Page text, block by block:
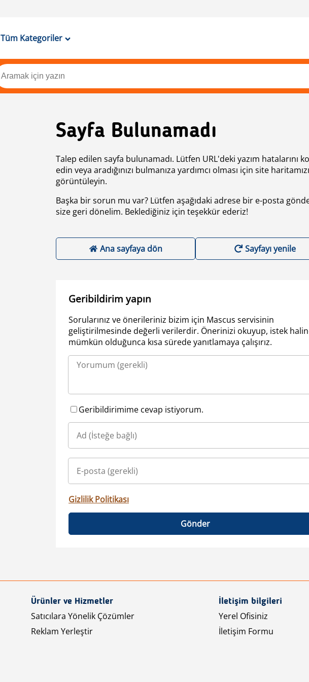
Tüm Kategoriler
Sayfa Bulunamadı
Talep edilen sayfa bulunamadı. Lütfen URL'deki yazım hatalarını
edin veya aradığınızı bulmanıza yardımcı olması için site haritamızı
görüntüleyin.
Başka bir sorun mu var? Lütfen aşağıdaki adrese bir e-posta
size geri dönelim. Beklediğiniz için teşekkür ederiz!
Ana sayfaya dön Sayfayı yenile
Geribildirim yapın
Sorularınız ve önerileriniz bizim için Mascus servisinin
geliştirilmesinde değerli verilerdir. Önerinizi okuyup, istek
mümkün olduğunca kısa sürede yanıtlamaya çalışırız.
Geribildirimime cevap istiyorum.
Gizlilik Politikası
Gönder
Ürünler ve Hizmetler
Satıcılara Yönelik Çözümler
Reklam Yerleştir
İletişim bilgileri
Yerel Ofisiniz
İletişim Formu